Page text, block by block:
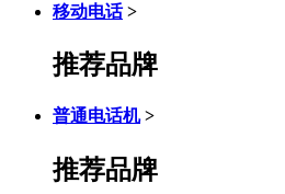
移动电话 >
推荐品牌
普通电话机 >
推荐品牌